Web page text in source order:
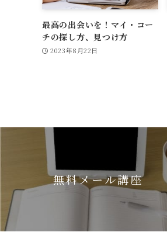
最高の出会いを！マイ・コー
チの探し方、見つけ方
2023年8月22日
無料メール講座